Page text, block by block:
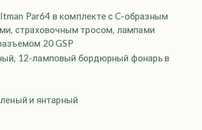
Par64 в комплекте с C-образным
страховочным тросом, лампами
20 GSP
12-ламповый бордюрный фонарь в
и янтарный